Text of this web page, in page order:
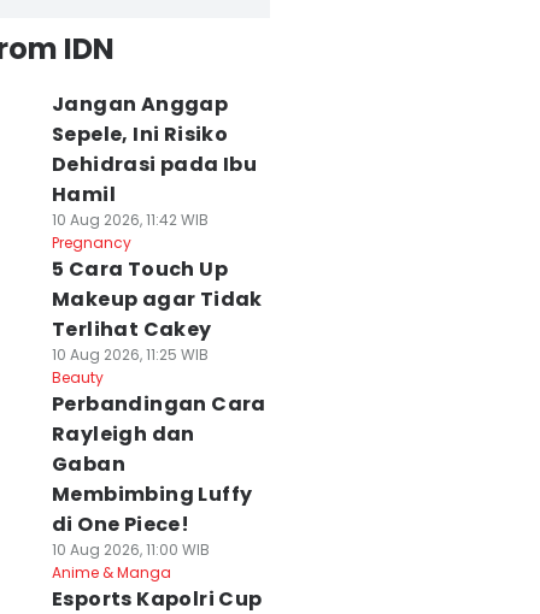
IDN
Jangan Anggap
Sepele, Ini Risiko
Dehidrasi pada Ibu
Hamil
10 Aug 2026, 11:42 WIB
Pregnancy
5 Cara Touch Up
Makeup agar Tidak
Terlihat Cakey
10 Aug 2026, 11:25 WIB
Beauty
Perbandingan Cara
Rayleigh dan
Gaban
Membimbing Luffy
di One Piece!
10 Aug 2026, 11:00 WIB
Anime & Manga
Esports Kapolri Cup